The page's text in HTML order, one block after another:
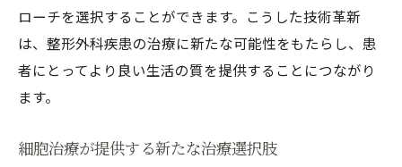
ローチを選択することができます。こうした技術革新
は、整形外科疾患の治療に新たな可能性をもたらし、患
者にとってより良い生活の質を提供することにつながり
ます。
細胞治療が提供する新たな治療選択肢